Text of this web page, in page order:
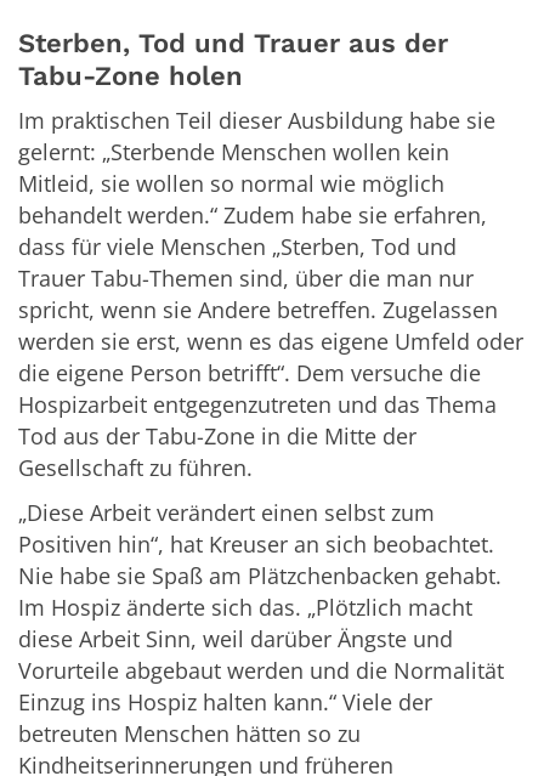
Sterben, Tod und Trauer aus der
Tabu-Zone holen
Im praktischen Teil dieser Ausbildung habe sie
gelernt: „Sterbende Menschen wollen kein
Mitleid, sie wollen so normal wie möglich
behandelt werden.“ Zudem habe sie erfahren,
dass für viele Menschen „Sterben, Tod und
Trauer Tabu-Themen sind, über die man nur
spricht, wenn sie Andere betreffen. Zugelassen
werden sie erst, wenn es das eigene Umfeld oder
die eigene Person betrifft“. Dem versuche die
Hospizarbeit entgegenzutreten und das Thema
Tod aus der Tabu-Zone in die Mitte der
Gesellschaft zu führen.
„Diese Arbeit verändert einen selbst zum
Positiven hin“, hat Kreuser an sich beobachtet.
Nie habe sie Spaß am Plätzchenbacken gehabt.
Im Hospiz änderte sich das. „Plötzlich macht
diese Arbeit Sinn, weil darüber Ängste und
Vorurteile abgebaut werden und die Normalität
Einzug ins Hospiz halten kann.“ Viele der
betreuten Menschen hätten so zu
Kindheitserinnerungen und früheren